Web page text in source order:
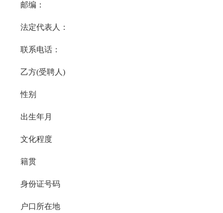
邮编：
法定代表人：
联系电话：
乙方(受聘人)
性别
出生年月
文化程度
籍贯
身份证号码
户口所在地